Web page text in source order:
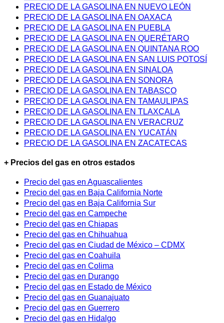
PRECIO DE LA GASOLINA EN NUEVO LEÓN
PRECIO DE LA GASOLINA EN OAXACA
PRECIO DE LA GASOLINA EN PUEBLA
PRECIO DE LA GASOLINA EN QUERÉTARO
PRECIO DE LA GASOLINA EN QUINTANA ROO
PRECIO DE LA GASOLINA EN SAN LUIS POTOSÍ
PRECIO DE LA GASOLINA EN SINALOA
PRECIO DE LA GASOLINA EN SONORA
PRECIO DE LA GASOLINA EN TABASCO
PRECIO DE LA GASOLINA EN TAMAULIPAS
PRECIO DE LA GASOLINA EN TLAXCALA
PRECIO DE LA GASOLINA EN VERACRUZ
PRECIO DE LA GASOLINA EN YUCATÁN
PRECIO DE LA GASOLINA EN ZACATECAS
+ Precios del gas en otros estados
Precio del gas en Aguascalientes
Precio del gas en Baja California Norte
Precio del gas en Baja California Sur
Precio del gas en Campeche
Precio del gas en Chiapas
Precio del gas en Chihuahua
Precio del gas en Ciudad de México – CDMX
Precio del gas en Coahuila
Precio del gas en Colima
Precio del gas en Durango
Precio del gas en Estado de México
Precio del gas en Guanajuato
Precio del gas en Guerrero
Precio del gas en Hidalgo